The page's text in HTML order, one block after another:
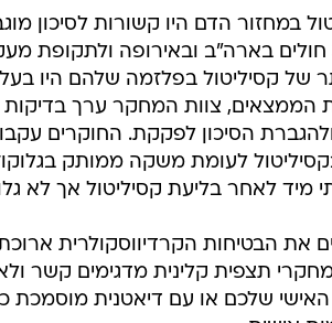
במחזור הדם היו קשורות לסיכון
של לאירועים קרדיווסקולריים בניתוח של יותר מ-3,000 חולים בארה"ב ובאירופה
של קסיליטול בפלזמה שלהם היו
את הממצאים, צוות המחקר ערך בדיקות
הסיכון לפקקת. החוקרים
לעומת משקה ממותק
לאחר בליעת קסיליטול אך לא
את הבטיחות הקרדיווסקולרית
תצפית קלינית מדגימים קשר
שלכם או עם דיאטנית מוסמכת